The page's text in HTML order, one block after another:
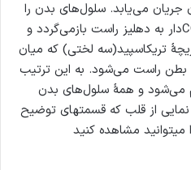
جریان می‌یابد. سلول‌های بدن را
تغذیه می‌کند و سپس خون CO2دار به دهلیز راست بازمی‌گردد و
تریکاسپید(سه‌ لختی) که میان
بطن راست می‌شود. به این ترتیب
می‌شود و همهٔ سلول‌های بدن
از قلب که قسمتهای توضیح
مشاهده کنید